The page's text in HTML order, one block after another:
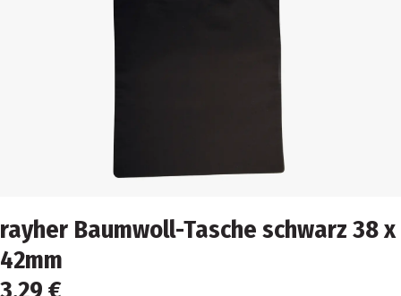
rayher Baumwoll-Tasche schwarz 38 x
42mm